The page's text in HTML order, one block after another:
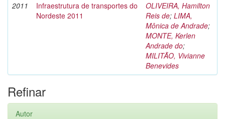
2011
Infraestrutura de transportes do
Nordeste 2011
OLIVEIRA, Hamilton
Reis de; LIMA,
Mônica de Andrade;
MONTE, Kerlen
Andrade do;
MILITÃO, Vivianne
Benevides
Refinar
Autor